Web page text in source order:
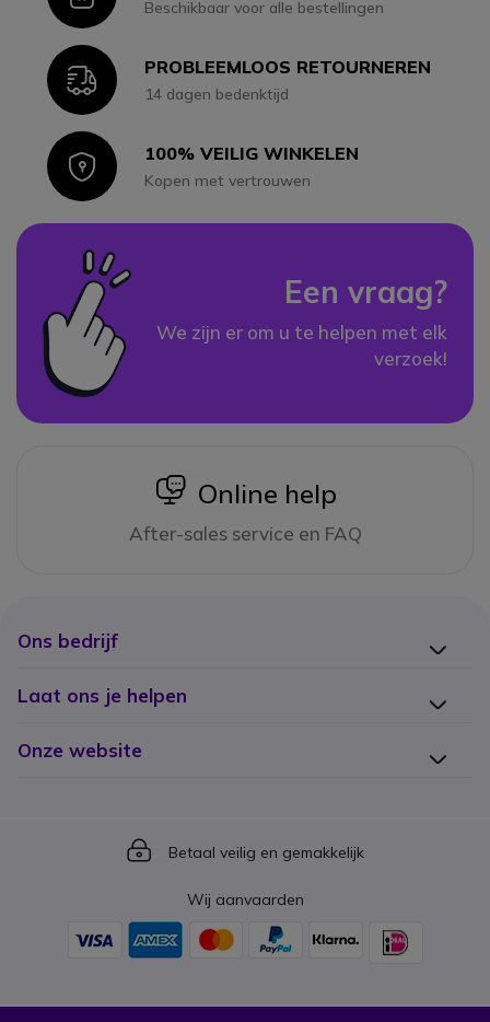
Beschikbaar voor alle bestellingen
IconPROBLEEMLOOS RETOURNEREN
14 dagen bedenktijd
Icon100% VEILIG WINKELEN
Kopen met vertrouwen
Een vraag?
We zijn er om u te helpen met elk
verzoek!
icon
Online help
After-sales service en FAQ
Ons bedrijf
Laat ons je helpen
Onze website
Icon
Betaal veilig en gemakkelijk
Wij aanvaarden